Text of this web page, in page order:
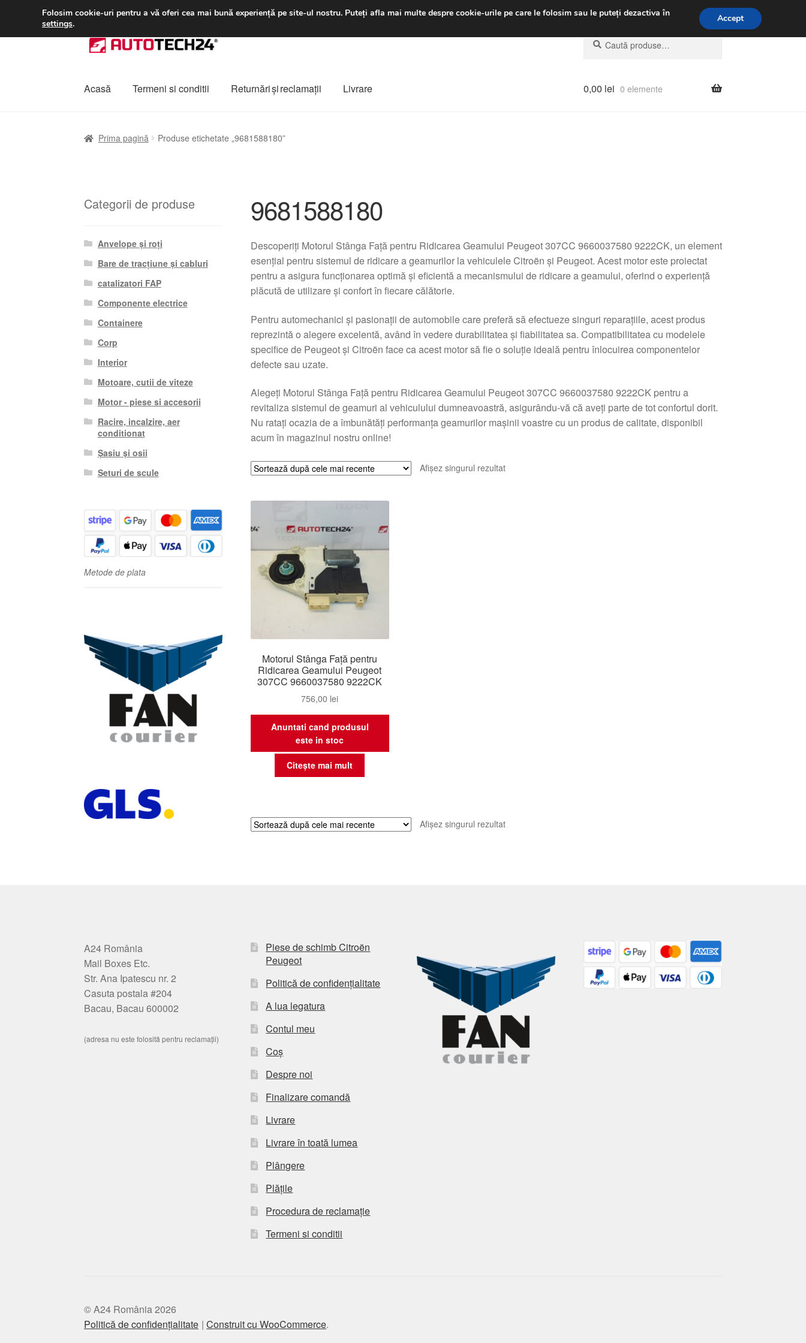
LIVRARE de la 33 lei luni-vineri 9 a.m. - 4 p.m.031 229 6816
Sari
la
Sari
la
Caută
după:
Caută
Acasă Termeni si conditii Returnări şi reclamații Livrare 0,00 lei 0 elemente
Prima pagină Produse etichetate „9681588180”
9681588180
Descoperiți Motorul Stânga Față pentru Ridicarea Geamului Peugeot 307CC 9660037580 9222CK, un element
esențial pentru sistemul de ridicare a geamurilor la vehiculele Citroën și Peugeot. Acest motor este proiectat
pentru a asigura funcționarea optimă și eficientă a mecanismului de ridicare a geamului, oferind o experiență
plăcută de utilizare și confort în fiecare călătorie.
Pentru automechanici și pasionații de automobile care preferă să efectueze singuri reparațiile, acest produs
reprezintă o alegere excelentă, având în vedere durabilitatea și fiabilitatea sa. Compatibilitatea cu modelele
specifice de Peugeot și Citroën face ca acest motor să fie o soluție ideală pentru înlocuirea componentelor
defecte sau uzate.
Alegeți Motorul Stânga Față pentru Ridicarea Geamului Peugeot 307CC 9660037580 9222CK pentru a
revitaliza sistemul de geamuri al vehiculului dumneavoastră, asigurându-vă că aveți parte de tot confortul dorit.
Nu ratați ocazia de a îmbunătăți performanța geamurilor mașinii voastre cu un produs de calitate, disponibil
acum în magazinul nostru online!
Afișez singurul rezultat
Motorul Stânga Față pentru
Ridicarea Geamului Peugeot
307CC 9660037580 9222CK
756,00 lei
Anuntati cand produsul
este in stoc
Citește mai mult
Afișez singurul rezultat
Categorii de produse
Anvelope și roți
Bare de tracțiune și cabluri
catalizatori FAP
Componente electrice
Containere
Corp
Interior
Motoare, cutii de viteze
Motor - piese si accesorii
Racire, incalzire, aer
conditionat
Șasiu și osii
Seturi de scule
Metode de plata
A24 România
Mail Boxes Etc.
Str. Ana Ipatescu nr. 2
Casuta postala #204
Bacau, Bacau 600002
(adresa nu este folosită pentru reclamații)
Piese de schimb Citroën
Peugeot
Politică de confidențialitate
A lua legatura
Contul meu
Coș
Despre noi
Finalizare comandă
Livrare
Livrare în toată lumea
Plângere
Plățile
Procedura de reclamație
Termeni si conditii
© A24 România 2026
Politică de confidențialitate Construit cu WooCommerce.
Folosim cookie-uri pentru a vă oferi cea mai bună experiență pe site-ul nostru. Puteți afla mai multe despre cookie-urile pe care le folosim sau le puteți dezactiva în
settings. Accept